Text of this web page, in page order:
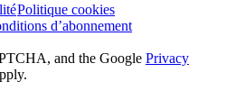
Politique cookies
d’abonnement
and the Google Privacy